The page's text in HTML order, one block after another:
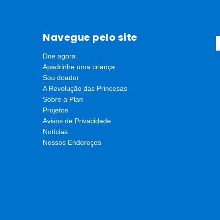
Os resultados do Diagnóstico visam oferecer subsídios para
Navegue pelo site
Doe agora
Apadrinhe uma criança
Sou doador
A Revolução das Princesas
Sobre a Plan
Projetos
Avisos de Privacidade
Notícias
Nossos Endereços